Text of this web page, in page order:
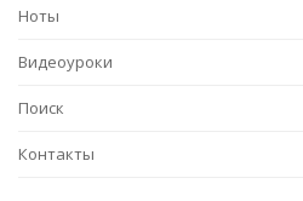
Ноты
Видеоуроки
Поиск
Контакты